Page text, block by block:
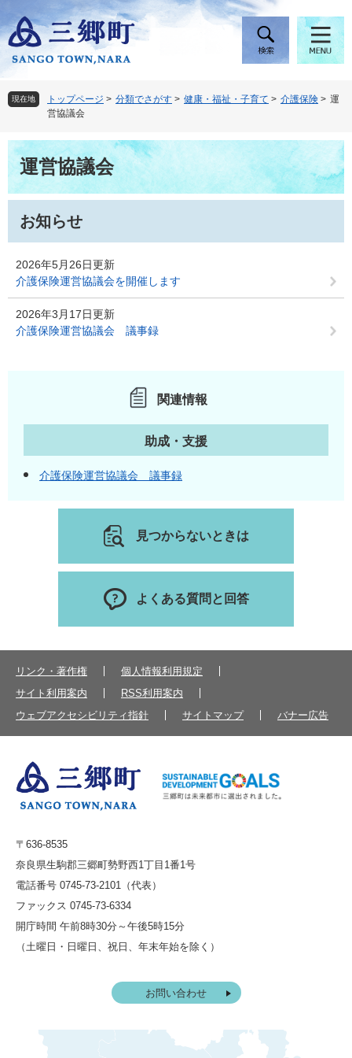
ー
ジ
頭
で
。
ニ
ュ
飛
ば
て
現在地 トップページ > 分類でさがす > 健康・福祉・子育て > 介護保険 > 運
営協議会
本
文運営協議会
お知らせ
2026年5月26日更新
介護保険運営協議会を開催します
2026年3月17日更新
介護保険運営協議会 議事録
関連情報
助成・支援
介護保険運営協議会 議事録
見つからないときは
よくある質問と回答
リンク・著作権
個人情報利用規定
サイト利用案内
RSS利用案内
ウェブアクセシビリティ指針
サイトマップ バナー広告
〒636-8535
奈良県生駒郡三郷町勢野西1丁目1番1号
電話番号 0745-73-2101（代表）
ファックス 0745-73-6334
開庁時間 午前8時30分～午後5時15分
（土曜日・日曜日、祝日、年末年始を除く）
お問い合わせ